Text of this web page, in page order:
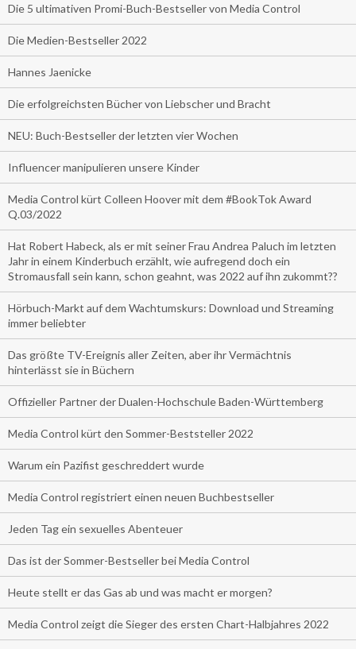
Die 5 ultimativen Promi-Buch-Bestseller von Media Control
Die Medien-Bestseller 2022
Hannes Jaenicke
Die erfolgreichsten Bücher von Liebscher und Bracht
NEU: Buch-Bestseller der letzten vier Wochen
Influencer manipulieren unsere Kinder
Media Control kürt Colleen Hoover mit dem #BookTok Award
Q.03/2022
Hat Robert Habeck, als er mit seiner Frau Andrea Paluch im letzten
Jahr in einem Kinderbuch erzählt, wie aufregend doch ein
Stromausfall sein kann, schon geahnt, was 2022 auf ihn zukommt??
Hörbuch-Markt auf dem Wachtumskurs: Download und Streaming
immer beliebter
Das größte TV-Ereignis aller Zeiten, aber ihr Vermächtnis
hinterlässt sie in Büchern
Offizieller Partner der Dualen-Hochschule Baden-Württemberg
Media Control kürt den Sommer-Beststeller 2022
Warum ein Pazifist geschreddert wurde
Media Control registriert einen neuen Buchbestseller
Jeden Tag ein sexuelles Abenteuer
Das ist der Sommer-Bestseller bei Media Control
Heute stellt er das Gas ab und was macht er morgen?
Media Control zeigt die Sieger des ersten Chart-Halbjahres 2022